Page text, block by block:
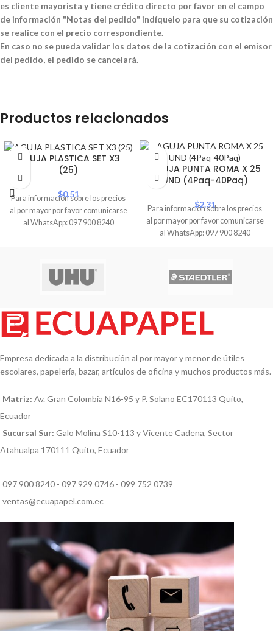
es cliente mayorista y tiene crédito directo por favor en el campo
de información "Notas del pedido" indíquelo para que su cotización
se realice con el precio correspondiente.
En caso no se pueda validar los datos de la cotización con el emisor
del pedido, el pedido se cancelará.
Productos relacionados
AGUJA PLASTICA SET X3
(25)
$0.51
Para información sobre los precios
al por mayor por favor comunicarse
al WhatsApp: 097 900 8240
AGUJA PUNTA ROMA X 25
UND (4Paq-40Paq)
$2.31
Para información sobre los precios
al por mayor por favor comunicarse
al WhatsApp: 097 900 8240
Empresa dedicada a la distribución al por mayor y menor de útiles
escolares, papelería, bazar, artículos de oficina y muchos productos más.
Matriz: Av. Gran Colombia N16-95 y P. Solano EC170113 Quito,
Ecuador
Sucursal Sur: Galo Molina S10-113 y Vicente Cadena, Sector
Atahualpa 170111 Quito, Ecuador
097 900 8240 - 097 929 0746 - 099 752 0739
ventas@ecuapapel.com.ec